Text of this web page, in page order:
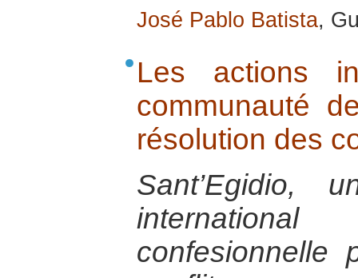
José Pablo Batista,
Les actions
communauté
résolution des
Sant’Egidio,
confesionnelle